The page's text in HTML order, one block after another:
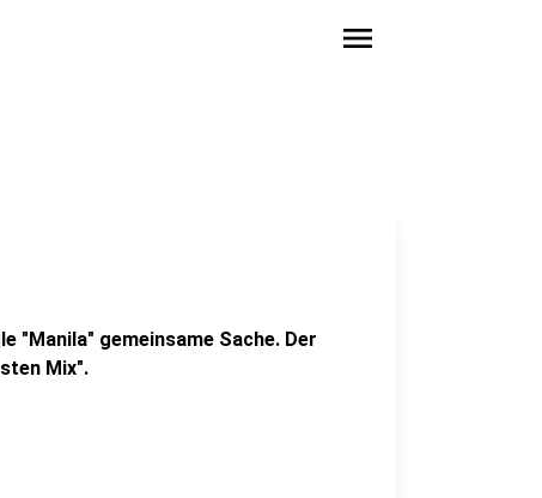
menu
"Manila" gemeinsame Sache. Der
Mix".